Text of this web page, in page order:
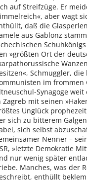
auf Streifzüge. Er
aber wagt
daß die
aus Gablonz
»größten Ort der
Schmuggler,
im frommen
Synagoge
Zagreb mit seinen
Unglück
sich zu bitterem
sich selbst
Nenner –
»letzte Demokratie
nur wenig später
Manches, was der
enthüllt